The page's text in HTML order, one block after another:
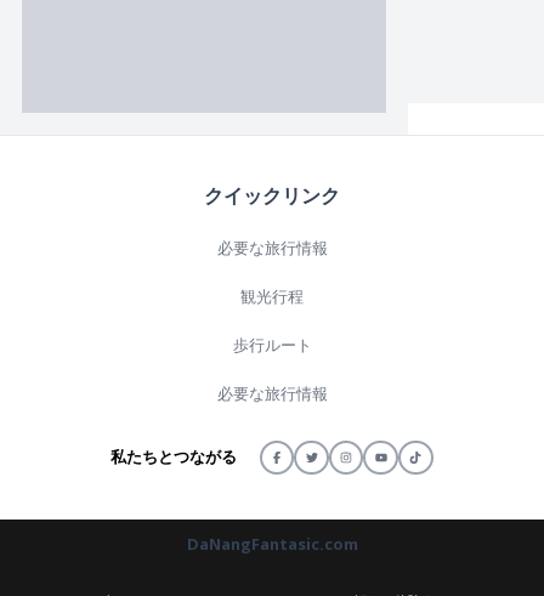
クイックリンク
必要な旅行情報
観光行程
歩行ルート
必要な旅行情報
私たちとつながる
DaNangFantasic.com